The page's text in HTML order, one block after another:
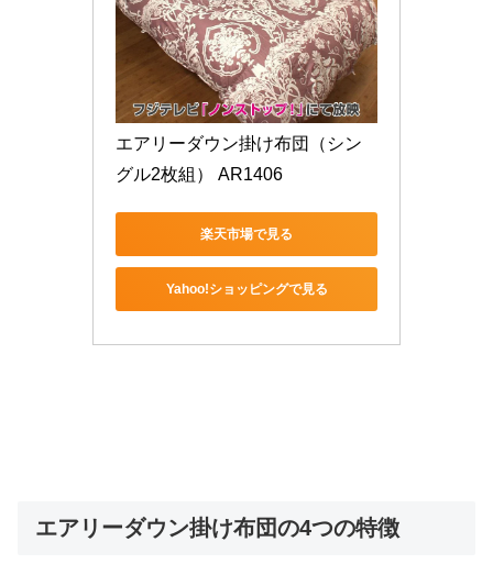
エアリーダウン掛け布団（シン
グル2枚組） AR1406
楽天市場で見る
Yahoo!ショッピングで見る
エアリーダウン掛け布団の4つの特徴